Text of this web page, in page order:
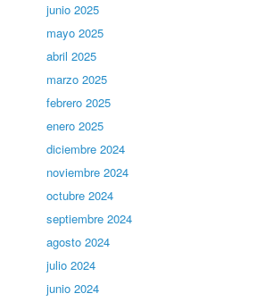
junio 2025
mayo 2025
abril 2025
marzo 2025
febrero 2025
enero 2025
diciembre 2024
noviembre 2024
octubre 2024
septiembre 2024
agosto 2024
julio 2024
junio 2024